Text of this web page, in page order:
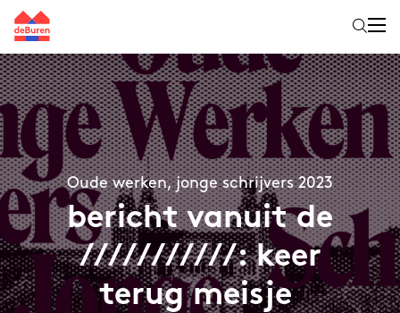
Oude werken, jonge schrijvers 2023
bericht vanuit de
///////////: keer
terug meisje